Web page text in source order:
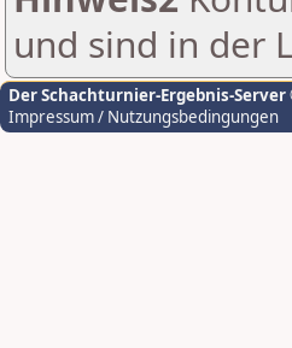
und sind in der
Der Schachturnier-Ergebnis-Server
Impressum / Nutzungsbedingungen